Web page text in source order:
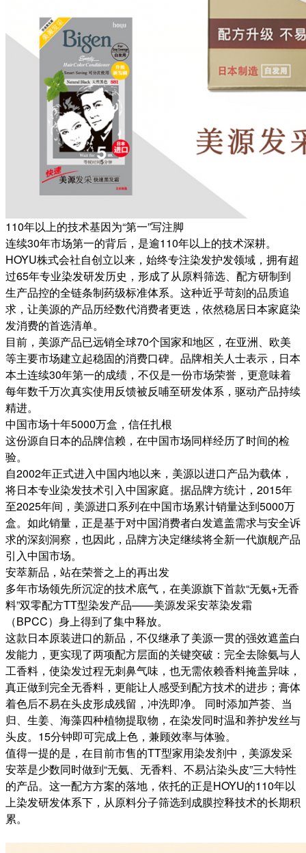
110年以上的技术基因为“第一”写注脚
连续30年市场第一的背后，是逾110年以上的技术深耕。
HOYU株式会社自创立以来，始终专注染发护发领域，拥有超
过65年专业染发研发历史，形成了从原料筛选、配方研制到
生产品控的全链条制药级标准体系。这种近乎苛刻的品质追
求，让美源的产品历经数代消费者更迭，依然稳居日本家庭染
发消费的首选清单。
目前，美源产品已远销全球70个国家和地区，在亚洲、欧美
等主要市场建立起稳固的消费口碑。品牌相关人士表示，日本
本土连续30年第一的成绩，不仅是一份市场荣誉，更意味着
每年数千万次真实使用反馈被反哺至研发体系，驱动产品持续
精进。
中国市场十年5000万盒，信任扎根
这份源自日本的品牌信赖，在中国市场同样经历了时间的检
验。
自2002年正式进入中国内地以来，美源以进口产品为载体，
将日本专业染发技术引入中国家庭。据品牌方统计，2015年
至2025年间，美源进口系列在中国市场累计销量达到5000万
盒。如此销量，正是基于对中国消费者白发遮盖需求与安全诉
求的深刻洞察，也因此，品牌方决定继续将全新一代旗舰产品
引入中国市场。
安萃新品，站在荣誉之上的再出发
多年市场领先所沉淀的技术底气，在美源旗下首款“无氨+无香
料”双零配方TT型染发产品——美源发采安萃染发霜
（BPCC）身上得到了集中释放。
这款日本原装进口的新品，不仅继承了美源一贯的强效遮盖白
发能力，更实现了两项配方层面的关键突破：完全去除氨与人
工香料，使染发过程无刺鼻气味，也无需依赖香料掩盖异味，
真正做到完全无香料，更能让人感受到配方技术的进步；膏体
着色后不易在头皮形成残留，冲洗即净。 同时添加芦荟、当
归、生姜、海藻四种植物提取物，在染发同时温和养护发丝与
头皮。15分钟即可完成上色，兼顾效率与体验。
值得一提的是，在目前市售的TT型家用染发剂中，美源发采
安萃是少数同时做到“无氨、无香料、不易沾染头皮”三大特性
的产品。这一配方方案的落地，依托的正是HOYU的110年以
上染发研发体系下，从原料分子筛选到成膜控释技术的长期积
累。